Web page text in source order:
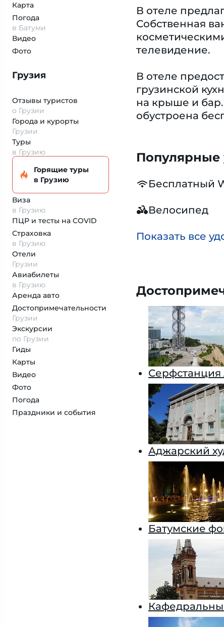
Карта
Погода
в Батуми
Видео
Фото
Грузия
Отзывы туристов
о Грузии
Города и курорты
Грузии
Туры
в Грузию
Горящие туры
в Грузию
Виза
в Грузию
ПЦР и тесты на COVID
Страховка
в Грузию
Отели
Грузии
Авиабилеты
в Грузию
Аренда авто
Достопримеча­тельности
Грузии
Экскурсии
по Грузии
Гиды
Карты
Видео
Фото
Погода
Праздники и события
В отеле
Собственная
телевидение.
В отеле
грузинской
на крыше и
обустроена
Популярные
Бесплатный
Велосипед
Показать все
Серфстанция
Аджарский
Батумские